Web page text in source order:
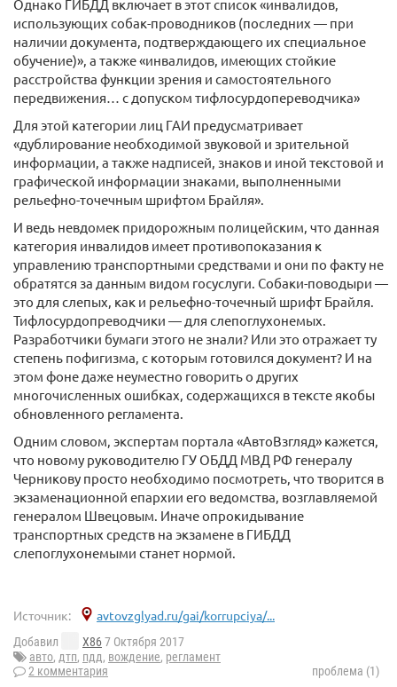
Однако ГИБДД включает в этот список «инвалидов,
использующих собак-проводников (последних — при
наличии документа, подтверждающего их специальное
обучение)», а также «инвалидов, имеющих стойкие
расстройства функции зрения и самостоятельного
передвижения… с допуском тифлосурдопереводчика»
Для этой категории лиц ГАИ предусматривает
«дублирование необходимой звуковой и зрительной
информации, а также надписей, знаков и иной текстовой и
графической информации знаками, выполненными
рельефно-точечным шрифтом Брайля».
И ведь невдомек придорожным полицейским, что данная
категория инвалидов имеет противопоказания к
управлению транспортными средствами и они по факту не
обратятся за данным видом госуслуги. Собаки-поводыри —
это для слепых, как и рельефно-точечный шрифт Брайля.
Тифлосурдопреводчики — для слепоглухонемых.
Разработчики бумаги этого не знали? Или это отражает ту
степень пофигизма, с которым готовился документ? И на
этом фоне даже неуместно говорить о других
многочисленных ошибках, содержащихся в тексте якобы
обновленного регламента.
Одним словом, экспертам портала «АвтоВзгляд» кажется,
что новому руководителю ГУ ОБДД МВД РФ генералу
Черникову просто необходимо посмотреть, что творится в
экзаменационной епархии его ведомства, возглавляемой
генералом Швецовым. Иначе опрокидывание
транспортных средств на экзамене в ГИБДД
слепоглухонемыми станет нормой.
Источник: avtovzglyad.ru/gai/korrupciya/...
Добавил X867 Октября 2017
авто, дтп, пдд, вождение, регламент
2 комментария
проблема (1)